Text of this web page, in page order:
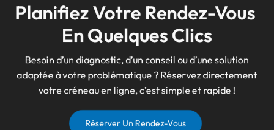
Planifiez Votre Rendez-Vous
En Quelques Clics
Besoin d’un diagnostic, d’un conseil ou d’une solution
adaptée à votre problématique ? Réservez directement
votre créneau en ligne, c’est simple et rapide !
Réserver Un Rendez-Vous